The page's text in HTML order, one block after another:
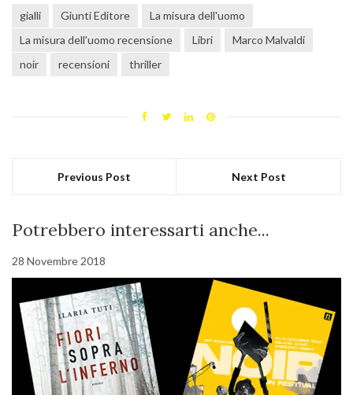
gialli Giunti Editore
La misura dell'uomo
La misura dell'uomo recensione
Libri
Marco Malvaldi
noir
recensioni thriller
Previous Post Next Post
Potrebbero interessarti anche...
28 Novembre 2018